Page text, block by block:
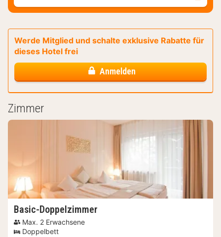
Werde Mitglied und schalte exklusive Rabatte für
dieses Hotel frei
Anmelden
Zimmer
Basic-Doppelzimmer
Max. 2 Erwachsene
Doppelbett